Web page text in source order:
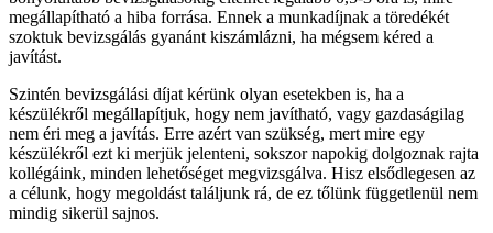
megállapítható a hiba forrása. Ennek a munkadíjnak a töredékét
szoktuk bevizsgálás gyanánt kiszámlázni, ha mégsem kéred a
javítást.
Szintén bevizsgálási díjat kérünk olyan esetekben is, ha a
készülékről megállapítjuk, hogy nem javítható, vagy gazdaságilag
nem éri meg a javítás. Erre azért van szükség, mert mire egy
készülékről ezt ki merjük jelenteni, sokszor napokig dolgoznak rajta
kollégáink, minden lehetőséget megvizsgálva. Hisz elsődlegesen az
a célunk, hogy megoldást találjunk rá, de ez tőlünk függetlenül nem
mindig sikerül sajnos.